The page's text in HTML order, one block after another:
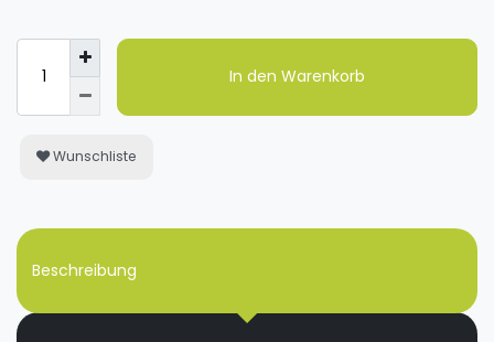
In den Warenkorb
Wunschliste
Beschreibung